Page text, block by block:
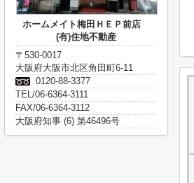
ホームメイト梅田ＨＥＰ前店
(有)住地不動産
〒530-0017
大阪府大阪市北区角田町6-11
0120-88-3377
TEL/06-6364-3111
FAX/06-6364-3112
大阪府知事 (6) 第46496号